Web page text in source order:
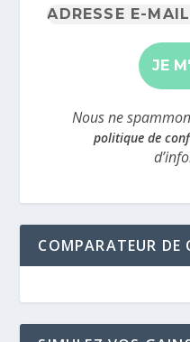
Nous ne
politique de
COMPARATEUR DE